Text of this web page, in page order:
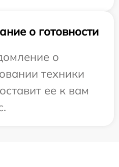
о готовности
о
техники
ее к вам